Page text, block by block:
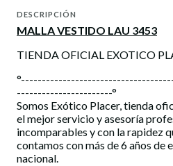
DESCRIPCIÓN
MALLA VESTIDO LAU 3453
TIENDA OFICIAL EXOTICO
-----------------------°
Somos Exótico Placer, tienda
el mejor servicio y asesoría
incomparables y con la rapidez
contamos con más de 6 años de
nacional.